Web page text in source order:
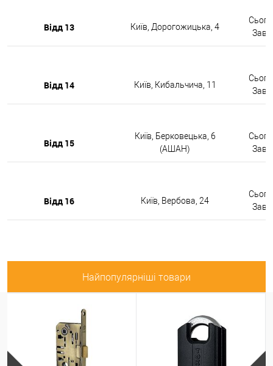
Відд 13 Київ, Дорогожицька, 4
Відд 14 Київ, Кибальчича, 11
Відд 15
Київ, Берковецька, 6
(АШАН)
Відд 16 Київ, Вербова, 24
Найпопулярніші товари